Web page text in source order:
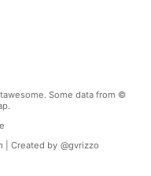
Some data from ©
| Created by @gvrizzo